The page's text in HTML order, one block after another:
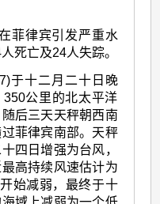
菲律宾引发严重水
死亡及24人失踪。
于十二月二十日晚
350公里的北太平洋
后三天天秤朝西南
菲律宾南部。天秤
四日增强为台风，
高持续风速估计为
始减弱，最终于十